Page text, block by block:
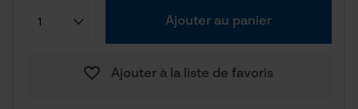
Ajouter au panier
Ajouter à la liste de favoris